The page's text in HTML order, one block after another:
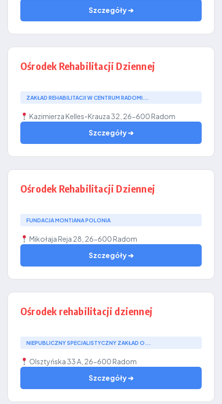
Szczegóły ➔
Ośrodek Rehabilitacji Dziennej
ZAKŁAD REHABILITACJI W CENTRUM RADOMI...
Kazimierza Kelles-Krauza 32, 26-600 Radom
Szczegóły ➔
Ośrodek Rehabilitacji Dziennej
FUNDACJA MONTIANA POLONIA
Mikołaja Reja 28, 26-600 Radom
Szczegóły ➔
Ośrodek rehabilitacji dziennej
NIEPUBLICZNY SPECJALISTYCZNY ZAKŁAD O...
Olsztyńska 33 A, 26-600 Radom
Szczegóły ➔